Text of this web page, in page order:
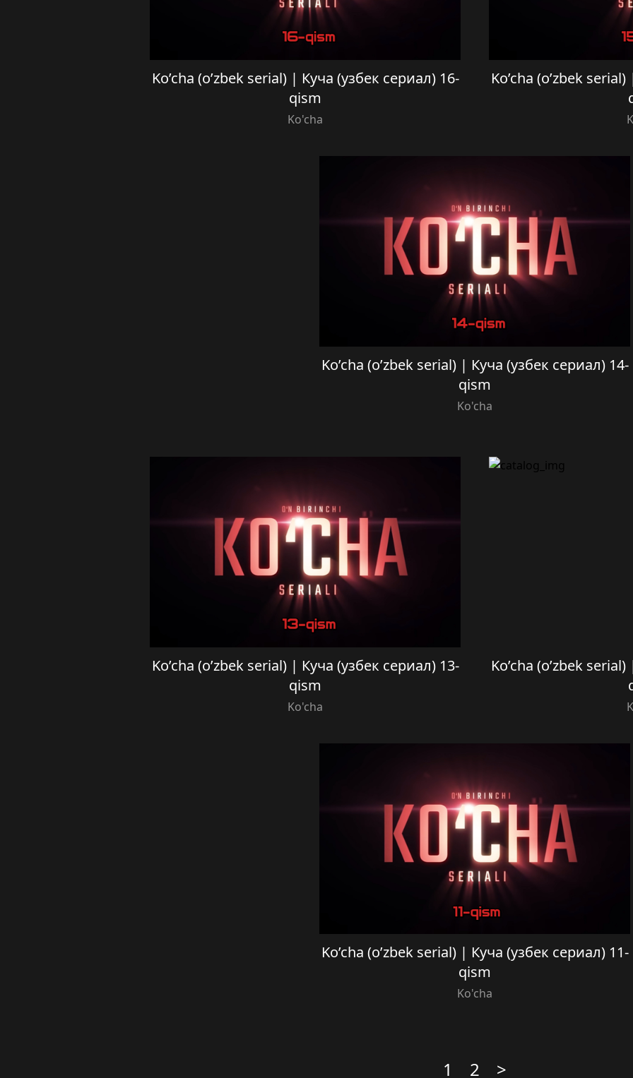
Ko’cha (o’zbek serial) | Куча (узбек сериал) 16-
qism
Ko'cha
Ko’cha (o’zbek
Ko’cha (o’zbek serial) | Куча (узбек сериал) 14-
qism
Ko'cha
Ko’cha (o’zbek serial) | Куча (узбек сериал) 13-
qism
Ko'cha
Ko’cha (o’zbek
Ko’cha (o’zbek serial) | Куча (узбек сериал) 11-
qism
Ko'cha
1 2 >